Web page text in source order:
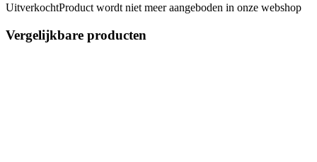
UitverkochtProduct wordt niet meer aangeboden in onze webshop
Vergelijkbare producten